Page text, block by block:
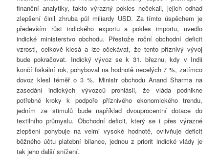
finanční analytiky, takto výrazný pokles nečekali, jejich odhad
zlepšení činil zhruba půl miliardy USD. Za tímto úspěchem je
především růst indického exportu a pokles importu, uvedlo
indické ministerstvo obchodu. Přestože roční obchodní deficit
vzrostl, celkově klesá a lze očekávat, že tento příznivý vývoj
bude pokračovat. Indický vývoz se k 31. březnu, kdy v Indii
končí fiskální rok, pohyboval na hodnotě necelých 7 %, zatímco
dovoz klesl téměř o 3 %. Ministr obchodu Anand Sharma na
zasedání indických vývozců prohlásil, že vláda podnikne
potřebné kroky k podpoře příznivého ekonomického trendu,
jedním ze stimulů bude například dvouprocentní dotace do
textilního průmyslu. Obchodní deficit, který se i přes výrazné
zlepšení pohybuje na velmi vysoké hodnotě, ovlivňuje deficit
běžného účtu platební bilance, jednou z priorit indické vlády je
tak jeho další snížení.